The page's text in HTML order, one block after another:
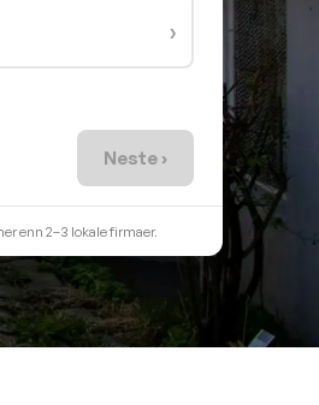
›
Neste ›
enn 2–3 lokale firmaer.